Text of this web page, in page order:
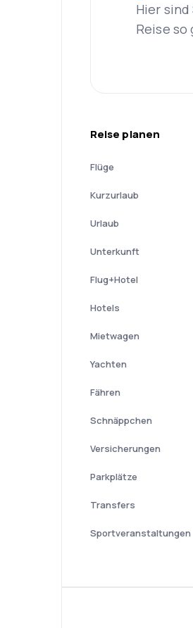
Hier
Reise
Reise planen
Flüge
Kurzurlaub
Urlaub
Unterkunft
Flug+Hotel
Hotels
Mietwagen
Yachten
Fähren
Schnäppchen
Versicherungen
Parkplätze
Transfers
Sportveranstaltungen